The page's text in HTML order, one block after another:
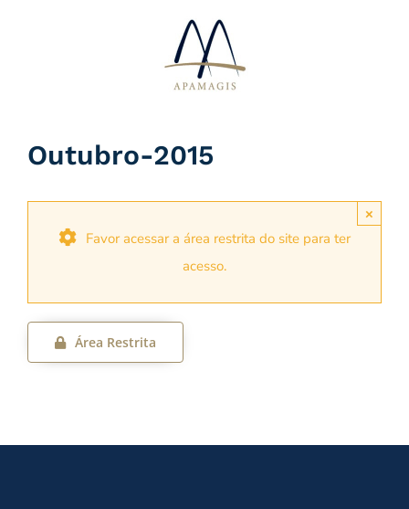
Outubro-2015
×
Favor acessar a área restrita do site para ter
acesso.
Área Restrita